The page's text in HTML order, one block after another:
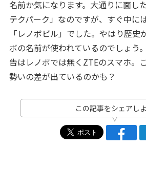
名前か気になります。大通りに面し
テクパーク」なのですが、すぐ中に
「レノボビル」でした。やはり歴史
ボの名前が使われているのでしょう
告はレノボでは無くZTEのスマホ。
勢いの差が出ているのかも？
この記事をシェアし